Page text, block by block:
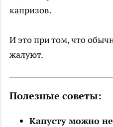
капризов.
И это при том, что
жалуют.
Полезные советы:
Капусту можно